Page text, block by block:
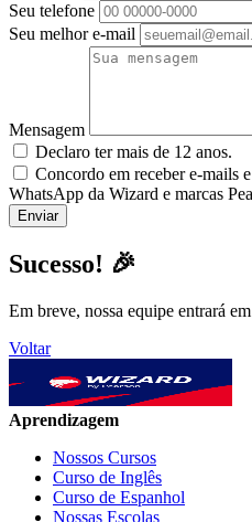
Seu telefone
Seu melhor e-mail
Mensagem
Declaro ter mais de 12 anos.
Concordo em receber e-mails
WhatsApp da Wizard e marcas
Sucesso! 🎉
Em breve, nossa equipe entrará
Voltar
Aprendizagem
Nossos Cursos
Curso de Inglês
Curso de Espanhol
Nossas Escolas